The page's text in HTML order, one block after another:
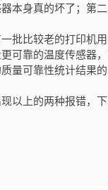
本身真的坏了；第
批比较老的打印机
可靠的温度传感器
量可靠性统计结果
以上的两种报错，